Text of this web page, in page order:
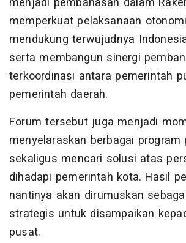
memperkuat pelaksanaan
mendukung terwujudnya
serta membangun sinergi
terkoordinasi antara pemerintah
pemerintah daerah.
Forum tersebut juga menjadi
menyelaraskan berbagai program
sekaligus mencari solusi atas
dihadapi pemerintah kota. Hasil
nantinya akan dirumuskan
strategis untuk disampaikan
pusat.